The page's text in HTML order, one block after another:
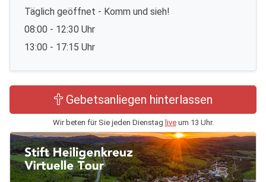
Täglich geöffnet - Komm und sieh!
08:00 - 12:30 Uhr
13:00 - 17:15 Uhr
Gebetsanliegen hinterlassen
Wir beten für Sie jeden Dienstag liveum 13 Uhr.